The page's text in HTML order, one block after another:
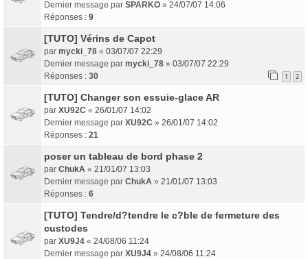
Dernier message par SPARKO » 24/07/07 14:06
Réponses : 9
[TUTO] Vérins de Capot
par mycki_78 « 03/07/07 22:29
Dernier message par mycki_78 » 03/07/07 22:29
Réponses : 30 1 2
[TUTO] Changer son essuie-glace AR
par XU92C « 26/01/07 14:02
Dernier message par XU92C » 26/01/07 14:02
Réponses : 21
poser un tableau de bord phase 2
par ChukA « 21/01/07 13:03
Dernier message par ChukA » 21/01/07 13:03
Réponses : 6
[TUTO] Tendre/d?tendre le c?ble de fermeture des
custodes
par XU9J4 « 24/08/06 11:24
Dernier message par XU9J4 » 24/08/06 11:24